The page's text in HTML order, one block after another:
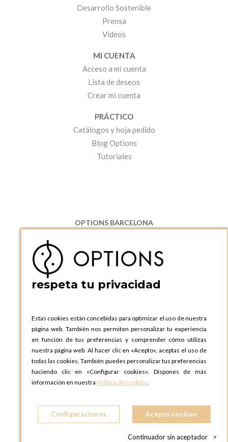
Desarrollo Sostenible
Prensa
Vídeos
MI CUENTA
Acceso a mi cuenta
Lista de deseos
Crear mi cuenta
PRÁCTICO
Catálogos y hoja pedido
Blog Options
Tutoriales
OPTIONS BARCELONA
08130 Santa Perpetua de Moguda, Barcelona
ESPAñA
Teléfono:
+34 935 724 041
OPTIONS BARCELONA SHOWROOM
ESPAñA
Teléfono:+34 935 724 041
OPTIONS MADRID
C. Lucio Emilio Cándido, 6,
28803 Alcalá de Henares, Madrid
ESPAñA
OPTIONS MADRID SHOWROOM
28004 MADRID
respeta tu privacidad
Estas cookies están concebidas para optimizar el uso de nuestra
página web. También nos permiten personalizar tu experiencia
en función de tus preferencias y comprender cómo utilizas
nuestra página web. Al hacer clic en «Acepto», aceptas el uso de
todas las cookies. También puedes personalizar tus preferencias
haciendo clic en «Configurar cookies». Dispones de más
información en nuestra Política de cookies.
Configuraciones Acepto cookies
Continuador sin aceptador >